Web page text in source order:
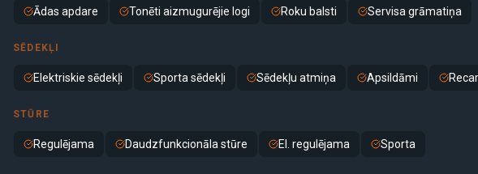
Ādas apdare Tonēti aizmugurējie logi Roku balsti Servisa grāmatiņa
SĒDEKĻI
Elektriskie sēdekļi Sporta sēdekļi Sēdekļu atmiņa Apsildāmi
STŪRE
Regulējama Daudzfunkcionāla stūre El. regulējama Sporta